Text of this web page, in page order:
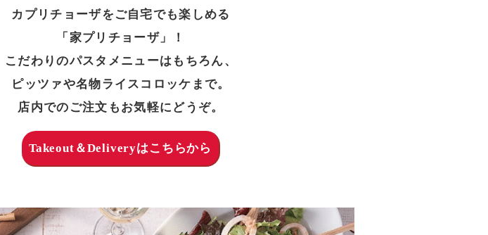
カプリチョーザをご自宅でも楽しめる
「家プリチョーザ」！
こだわりのパスタメニューはもちろん、
ピッツァや名物ライスコロッケまで。
店内でのご注文もお気軽にどうぞ。
Takeout＆Deliveryはこちらから